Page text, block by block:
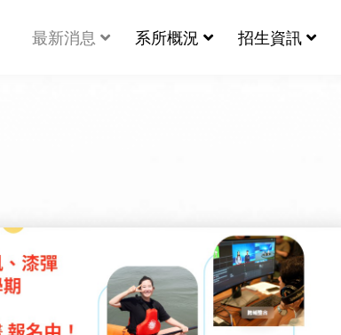
最新消息 系所概況 招生資訊